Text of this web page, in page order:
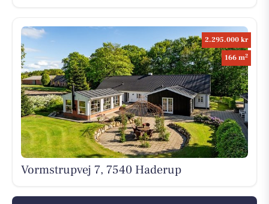
2.295.000 kr
166 m2
Vormstrupvej 7, 7540 Haderup